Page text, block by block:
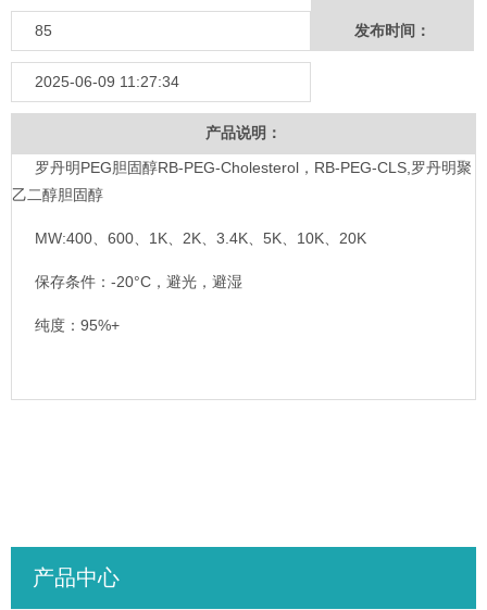
85 发布时间：
2025-06-09 11:27:34
产品说明：
罗丹明PEG胆固醇RB-PEG-Cholesterol，RB-PEG-CLS,罗丹明聚
乙二醇胆固醇
MW:400、600、1K、2K、3.4K、5K、10K、20K
保存条件：-20°C，避光，避湿
纯度：95%+
产品中心